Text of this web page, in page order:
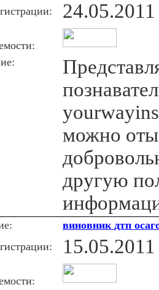
24.05.2011
можно
другую
виновник дтп
15.05.2011